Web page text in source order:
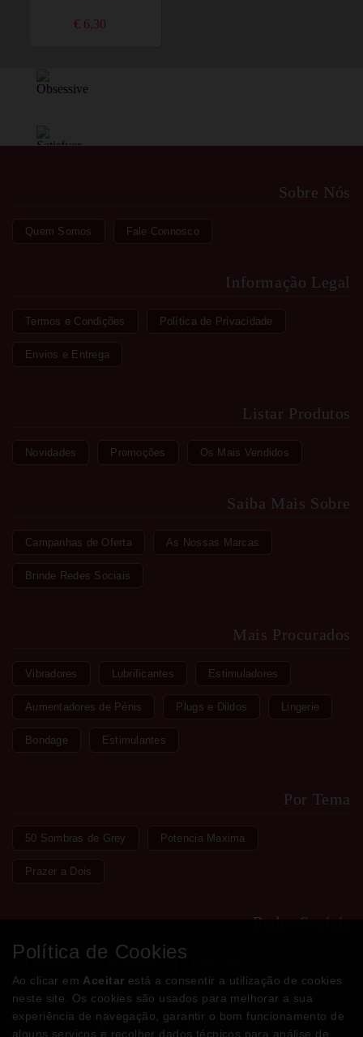
€ 6,30
Sobre Nós
Quem Somos Fale Connosco
Informação Legal
Termos e Condições Política de Privacidade
Envios e Entrega
Listar Produtos
Novidades Promoções Os Mais Vendidos
Saiba Mais Sobre
Campanhas de Oferta As Nossas Marcas
Brinde Redes Sociais
Mais Procurados
Vibradores Lubrificantes Estimuladores
Aumentadores de Pénis Plugs e Dildos Lingerie
Bondage Estimulantes
Por Tema
50 Sombras de Grey Potencia Maxima
Prazer a Dois
Redes Sociais
Facebook Instagram
Métodos de Pagamento
Política de Cookies
Ao clicar em Aceitar está a consentir a utilização de cookies
neste site. Os cookies são usados para melhorar a sua
experiência de navegação, garantir o bom funcionamento de
alguns serviços e recolher dados técnicos para análise de